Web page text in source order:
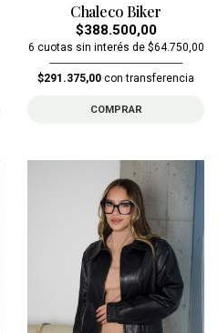
Chaleco Biker
$388.500,00
6 cuotas sin interés de $64.750,00
$291.375,00 con transferencia
COMPRAR